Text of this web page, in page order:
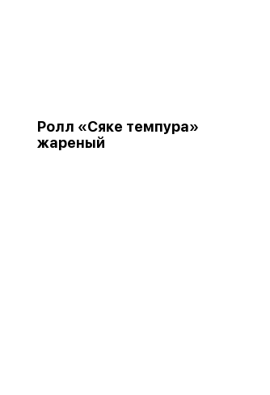
Ролл «Сяке темпура»
жареный